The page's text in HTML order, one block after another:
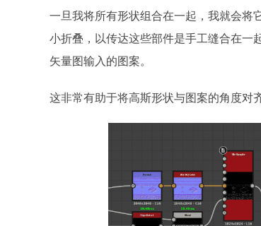
一旦我将所有形状组合在一起，我就会将
小折叠，以传达这些部件是手工缝合在一
矢量图输入的图案。
这非常有助于将高斯形状与图案的角度对